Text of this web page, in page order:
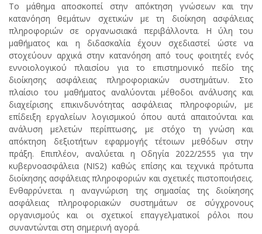
Το μάθημα αποσκοπεί στην απόκτηση γνώσεων και την
κατανόηση θεμάτων σχετικών με τη διοίκηση ασφάλειας
πληροφοριών σε οργανωσιακά περιβάλλοντα. Η ύλη του
μαθήματος και η διδασκαλία έχουν σχεδιαστεί ώστε να
στοχεύουν αρχικά στην κατανόηση από τους φοιτητές ενός
εννοιολογικού πλαισίου για το επιστημονικό πεδίο της
διοίκησης ασφάλειας πληροφοριακών συστημάτων. Στο
πλαίσιο του μαθήματος αναλύονται μέθοδοι ανάλυσης και
διαχείρισης επικινδυνότητας ασφάλειας πληροφοριών, με
επίδειξη εργαλείων λογισμικού όπου αυτά απαιτούνται και
ανάλυση μελετών περίπτωσης, με στόχο τη γνώση και
απόκτηση δεξιοτήτων εφαρμογής τέτοιων μεθόδων στην
πράξη. Επιπλέον, αναλύεται η Οδηγία 2022/2555 για την
κυβερνοασφάλεια (NIS2) καθώς επίσης και τεχνικά πρότυπα
διοίκησης ασφάλειας πληροφοριών και σχετικές πιστοποιήσεις.
Ενθαρρύνεται η αναγνώριση της σημασίας της διοίκησης
ασφάλειας πληροφοριακών συστημάτων σε σύγχρονους
οργανισμούς και οι σχετικοί επαγγελματικοί ρόλοι που
συναντώνται στη σημερινή αγορά.